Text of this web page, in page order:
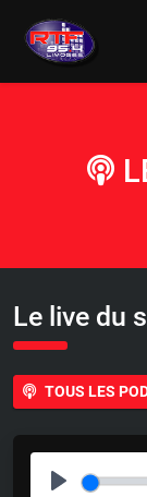
Le live du
TOUS LES